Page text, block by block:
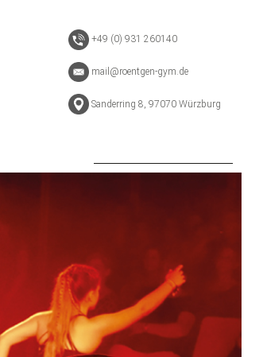
+49 (0) 931 260140
mail@roentgen-gym.de
Sanderring 8, 97070 Würzburg